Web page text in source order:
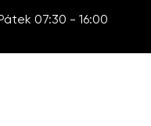
07:30 - 16:00